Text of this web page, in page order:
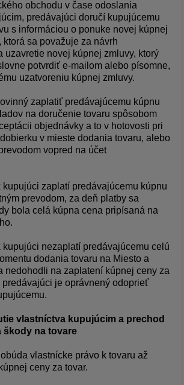
obchodu v čase odoslania
predávajúci doručí kupujúcemu
s informáciou o ponuke novej kúpnej
ktorá sa považuje za návrh
uzavretie novej kúpnej zmluvy, ktorý
potvrdiť e-mailom alebo písomne,
uzatvoreniu kúpnej zmluvy.
zaplatiť predávajúcemu kúpnu
na doručenie tovaru spôsobom
objednávky a to v hotovosti pri
v mieste dodania tovaru, alebo
vopred na účet
kupujúci zaplatí predávajúcemu kúpnu
prevodom, za deň platby sa
bola celá kúpna cena pripísaná na
kupujúci nezaplatí predávajúcemu celú
dodania tovaru na Miesto a
nedohodli na zaplatení kúpnej ceny za
predávajúci je oprávnený odoprieť
vlastníctva kupujúcim a prechod
škody na tovare
vlastnícke právo k tovaru až
ceny za tovar.